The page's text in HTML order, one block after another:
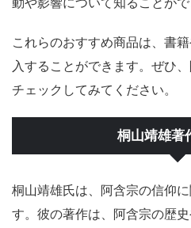
これらのおすすめ商品は、書
入することができます。ぜひ
チェックしてみてください。
桐山靖雄著
桐山靖雄氏は、阿含宗の信仰
す。彼の著作は、阿含宗の歴